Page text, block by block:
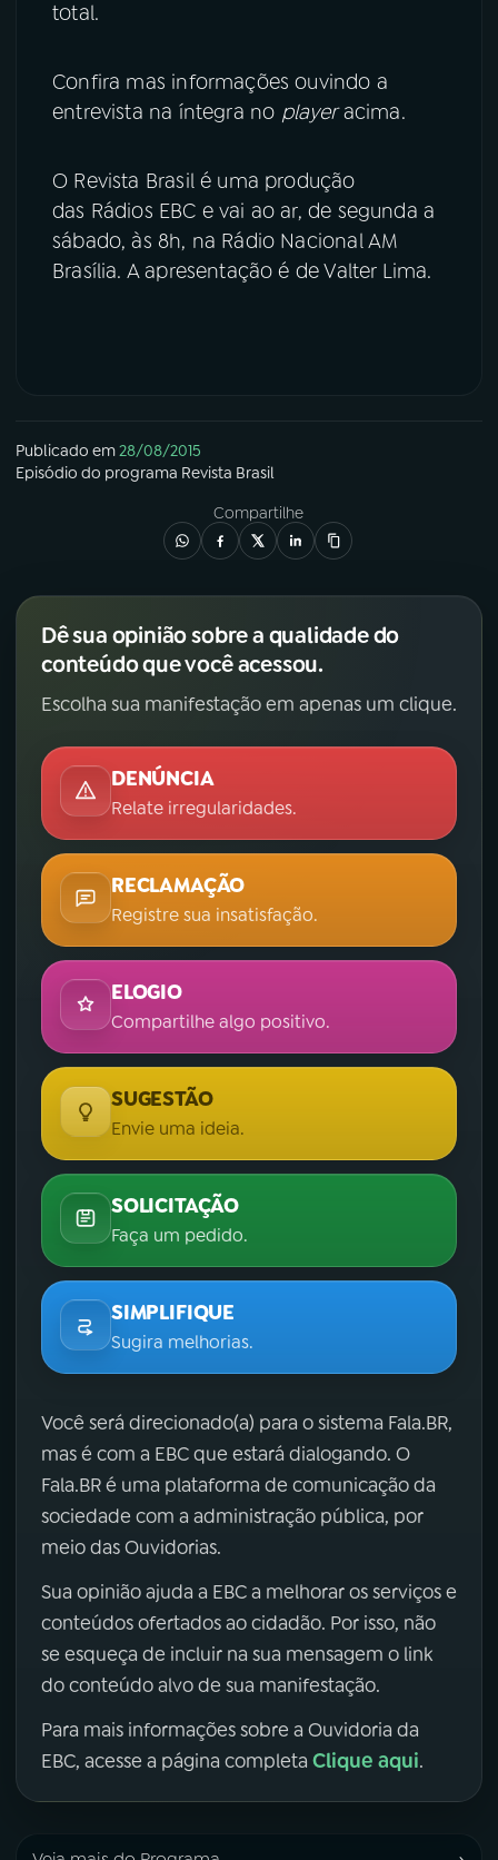
total.
Confira mas informações ouvindo a
entrevista na íntegra no playeracima.
O Revista Brasil é uma produção
das Rádios EBC e vai ao ar, de segunda a
sábado, às 8h, na Rádio Nacional AM
Brasília. A apresentação é de Valter Lima.
Publicado em28/08/2015
Episódio do programa Revista Brasil
Compartilhe
Dê sua opinião sobre a qualidade do
conteúdo que você acessou.
Escolha sua manifestação em apenas um clique.
DENÚNCIA
Relate irregularidades.
RECLAMAÇÃO
Registre sua insatisfação.
ELOGIO
Compartilhe algo positivo.
SUGESTÃO
Envie uma ideia.
SOLICITAÇÃO
Faça um pedido.
SIMPLIFIQUE
Sugira melhorias.
Você será direcionado(a) para o sistema Fala.BR,
mas é com a EBC que estará dialogando. O
Fala.BR é uma plataforma de comunicação da
sociedade com a administração pública, por
meio das Ouvidorias.
Sua opinião ajuda a EBC a melhorar os serviços e
conteúdos ofertados ao cidadão. Por isso, não
se esqueça de incluir na sua mensagem o link
do conteúdo alvo de sua manifestação.
Para mais informações sobre a Ouvidoria da
EBC, acesse a página completa Clique aqui.